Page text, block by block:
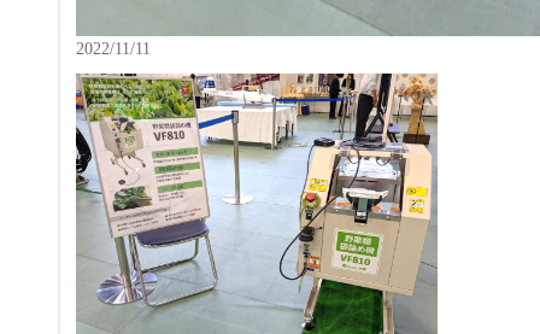
2022/11/11